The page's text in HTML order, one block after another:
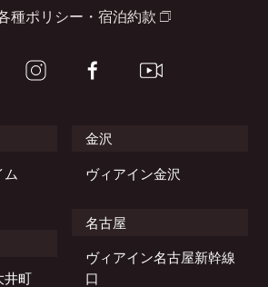
種ポリシー・宿泊約款
ム
井町
金沢
ヴィアイン金沢
名古屋
ヴィアイン名古屋新幹線
口